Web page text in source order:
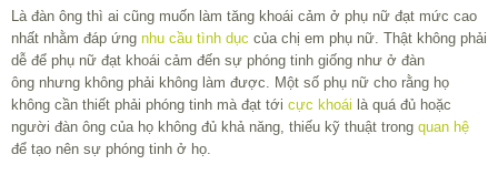
Là đàn ông thì ai cũng muốn làm tăng khoái cảm ở phụ nữ đạt mức cao
nhất nhằm đáp ứng nhu cầu tình dục của chị em phụ nữ. Thật không phải
dễ để phụ nữ đạt khoái cảm đến sự phóng tinh giống như ở đàn
ông nhưng không phải không làm được. Một số phụ nữ cho rằng họ
không cần thiết phải phóng tinh mà đạt tới cực khoái là quá đủ hoặc
người đàn ông của họ không đủ khả năng, thiếu kỹ thuật trong quan hệ
để tạo nên sự phóng tinh ở họ.